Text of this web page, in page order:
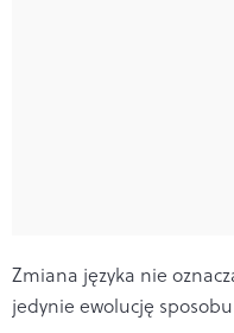
Zmiana języka nie
jedynie ewolucję